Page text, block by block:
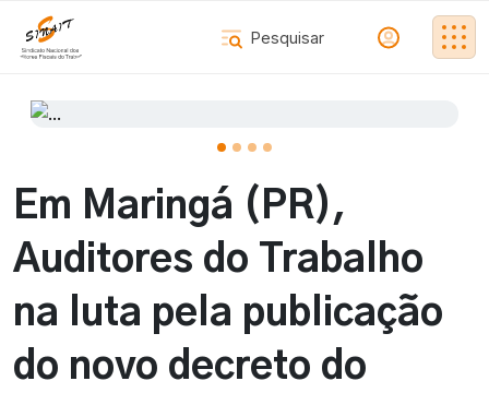
Em Maringá (PR),
Auditores do Trabalho
na luta pela publicação
do novo decreto do